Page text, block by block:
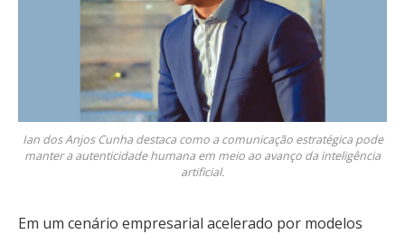
Ian dos Anjos Cunha destaca como a comunicação estratégica pode
manter a autenticidade humana em meio ao avanço da inteligência
artificial.
Em um cenário empresarial acelerado por modelos